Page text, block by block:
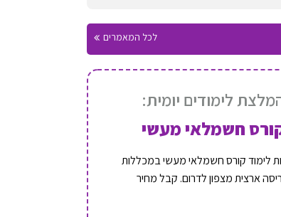
לכל המאמרים
לימודים יומית:
חשמלאי מעשי
לימוד קורס חשמלאי מעשי במכללות
ארצית מצפון לדרום. קבל מחיר